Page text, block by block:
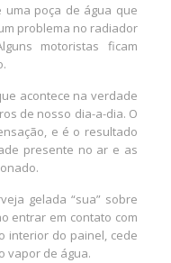
poça de água que
problema no radiador
motoristas ficam
acontece na verdade
de nosso dia-a-dia. O
e é o resultado
presente no ar e as
gelada “sua” sobre
entrar em contato com
interior do painel, cede
vapor de água.